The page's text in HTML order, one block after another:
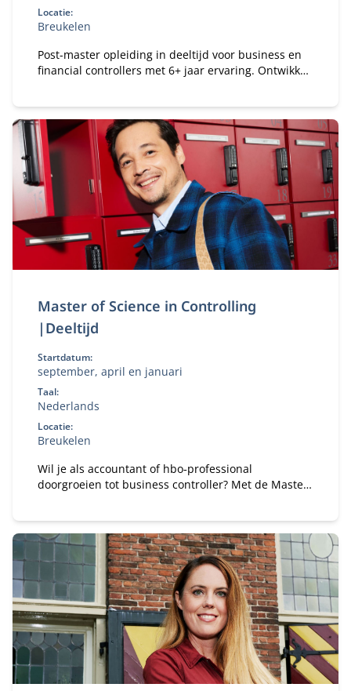
Locatie:
Breukelen
Post-master opleiding in deeltijd voor business en
financial controllers met 6+ jaar ervaring. Ontwikkel
Master of Science in Controlling
|Deeltijd
Startdatum:
september, april en januari
Taal:
Nederlands
Locatie:
Breukelen
Wil je als accountant of hbo‑professional
doorgroeien tot business controller? Met de Master
adviseren bij financiële en strategische
vraagstukken.